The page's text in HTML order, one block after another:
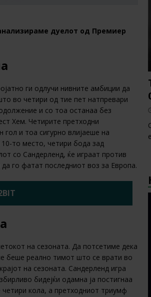
дуелот од Премиер
ги одлучи нивните амбиции да
во четири од тие пет натпревари
и со тоа останаа без
Хем. Четирите претходни
гол и тоа сигурно влијаеше на
то место, четири бода зад
со Сандерленд, ќе играат против
го фатат последниот воз за Европа.
на сезоната. Да потсетиме дека
беше реално тимот што се врати во
на сезоната. Сандерленд игра
бидејќи одамна ја постигнаа
кола, а претходниот триумф